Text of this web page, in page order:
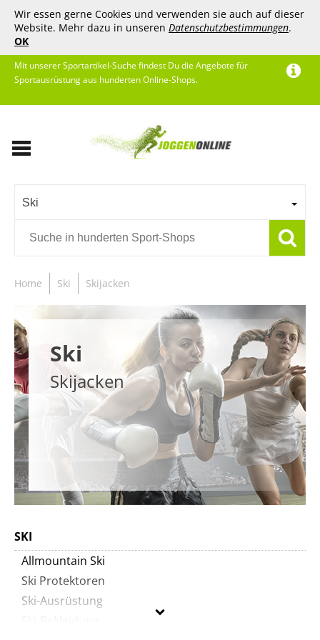
Wir essen gerne Cookies und verwenden sie auch auf dieser
Website. Mehr dazu in unseren Datenschutzbestimmungen.
OK
Mit unserer Sportartikel-Suche findest Du die Angebote für
Sportausrüstung aus hunderten Online-Shops.
Ski
Home Ski Skijacken
Ski
Skijacken
SKI
Allmountain Ski
Ski Protektoren
Ski-Ausrüstung